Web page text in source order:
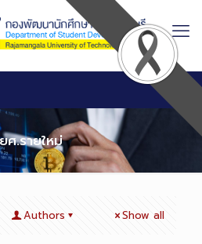
ศ.รายใหม่
Authors Show all